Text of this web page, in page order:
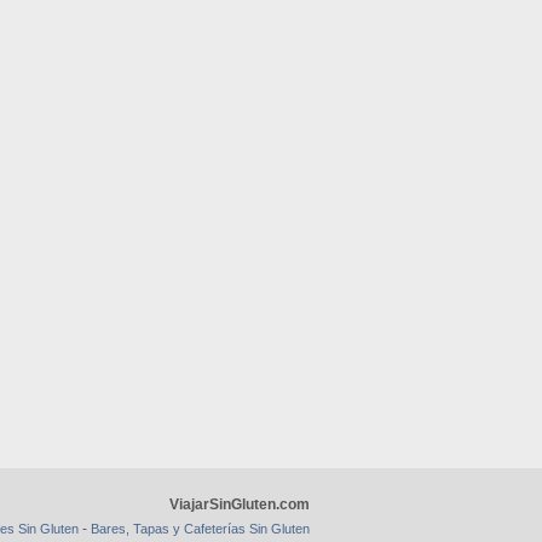
ViajarSinGluten.com
Sin Gluten - Bares, Tapas y Cafeterías Sin Gluten